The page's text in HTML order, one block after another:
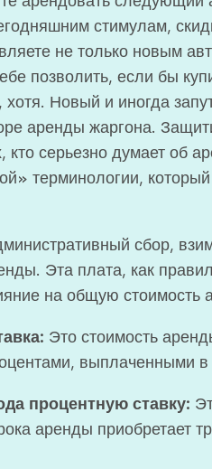
стимулам,
не только новым
позволить, если бы
хотя. Новый и иногда
аренды жаргона.
серьезно думает об
терминологии,
сбор,
Эта плата, как
на общую стоимость
Это стоимость
выплаченными в
процентную ставку:
аренды приобретает